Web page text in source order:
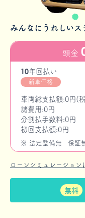
みんなにうれしいス
頭金
10年回払い
新車価格
車両総支払額:0円(
諸費用:0円
分割払手数料:0円
初回支払額:0円
※ 法定整備無保証
ローンシミュレーション
無料